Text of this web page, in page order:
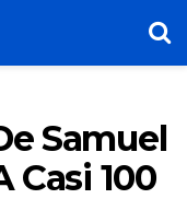
Samuel
Casi 100